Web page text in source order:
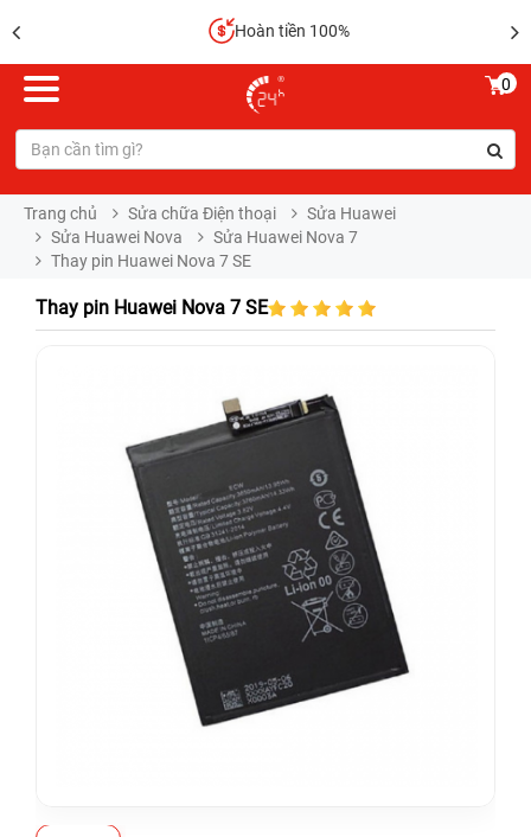
Hoàn tiền 100%
0
Trang chủ Sửa chữa Điện thoại
Sửa Huawei
Sửa Huawei Nova
Sửa Huawei Nova 7
Thay pin Huawei Nova 7 SE
Thay pin Huawei Nova 7 SE